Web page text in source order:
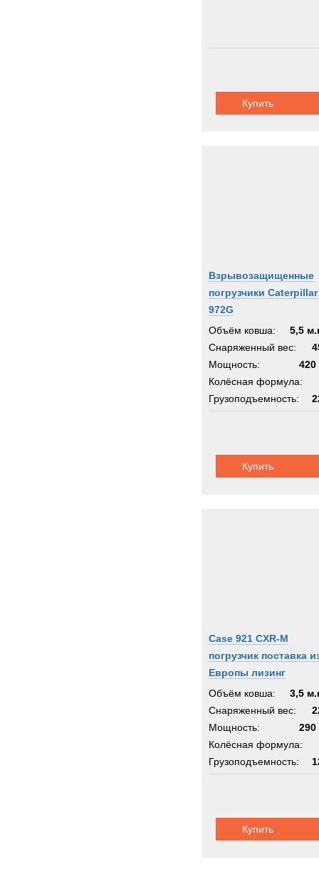
Купить
Взрывозащищенные
погрузчики Caterpillar
972G
Объём ковша:
5,5
Снаряженный вес:
Мощность:
420
Колёсная формула:
Грузоподъемность:
Купить
Case 921 CXR-M
погрузчик поставка
Европы лизинг
Объём ковша:
3,5
Снаряженный вес:
Мощность:
290
Колёсная формула:
Грузоподъемность:
Купить